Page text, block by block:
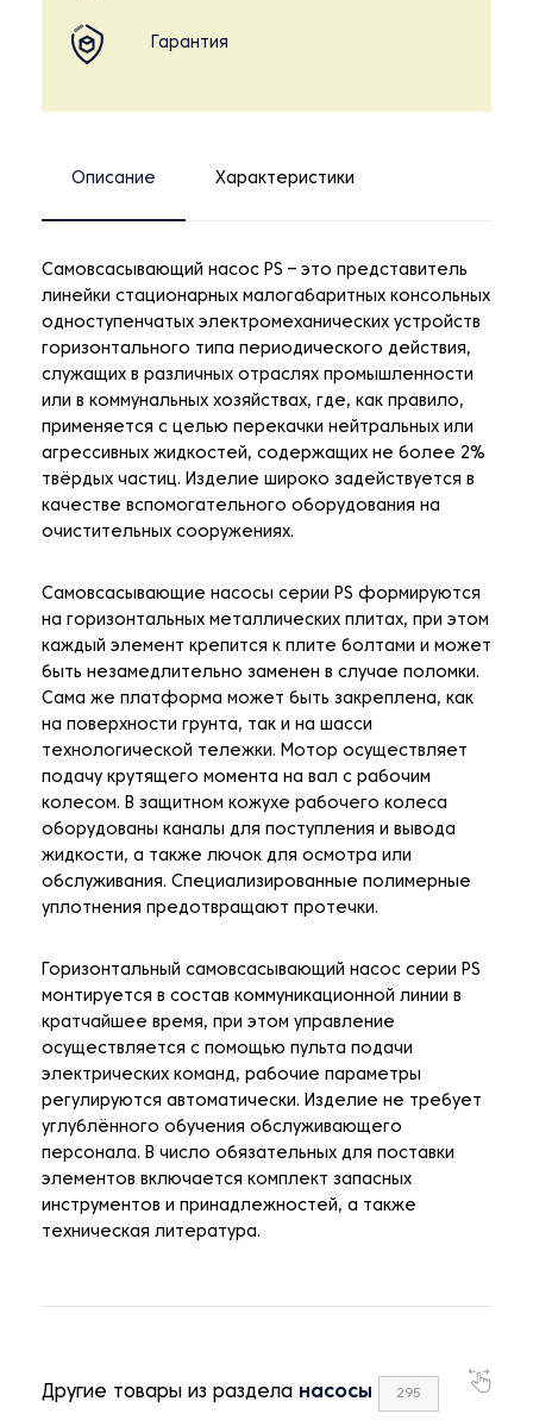
Гарантия
Описание Характеристики
Самовсасывающий насос PS – это представитель
линейки стационарных малогабаритных консольных
одноступенчатых электромеханических устройств
горизонтального типа периодического действия,
служащих в различных отраслях промышленности
или в коммунальных хозяйствах, где, как правило,
применяется с целью перекачки нейтральных или
агрессивных жидкостей, содержащих не более 2%
твёрдых частиц. Изделие широко задействуется в
качестве вспомогательного оборудования на
очистительных сооружениях.
Самовсасывающие насосы серии PS формируются
на горизонтальных металлических плитах, при этом
каждый элемент крепится к плите болтами и может
быть незамедлительно заменен в случае поломки.
Сама же платформа может быть закреплена, как
на поверхности грунта, так и на шасси
технологической тележки. Мотор осуществляет
подачу крутящего момента на вал с рабочим
колесом. В защитном кожухе рабочего колеса
оборудованы каналы для поступления и вывода
жидкости, а также лючок для осмотра или
обслуживания. Специализированные полимерные
уплотнения предотвращают протечки.
Горизонтальный самовсасывающий насос серии PS
монтируется в состав коммуникационной линии в
кратчайшее время, при этом управление
осуществляется с помощью пульта подачи
электрических команд, рабочие параметры
регулируются автоматически. Изделие не требует
углублённого обучения обслуживающего
персонала. В число обязательных для поставки
элементов включается комплект запасных
инструментов и принадлежностей, а также
техническая литература.
Другие товары из раздела насосы 295